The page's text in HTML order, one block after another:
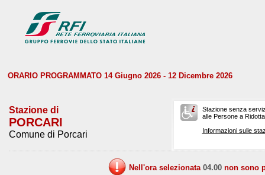
ORARIO PROGRAMMATO 14 Giugno 2026 - 12 Dicembre 2026
Stazione di
PORCARI
Comune di Porcari
Stazione senza
alle Persone a
Informazioni sulle
Nell'ora selezionata 04.00 non sono